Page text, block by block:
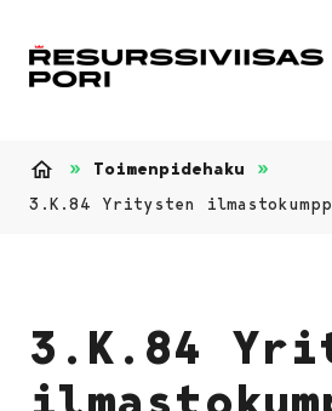
Toimenpidehaku
3.K.84 Yritysten
3.K.84